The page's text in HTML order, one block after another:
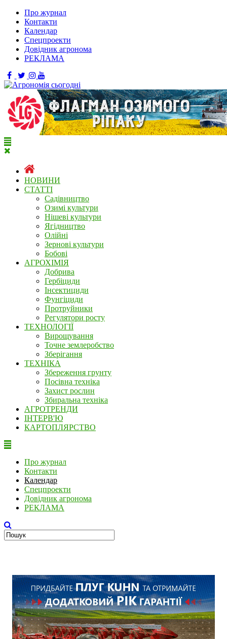
Про журнал
Контакти
Календар
Спецпроекти
Довідник агронома
РЕКЛАМА
НОВИНИ
СТАТТІ
Садівництво
Озимі культури
Нішеві культури
Ягідництво
Олійні
Зернові культури
Бобові
АГРОХІМІЯ
Добрива
Гербіциди
Інсектициди
Фунгіциди
Протруйники
Регулятори росту
ТЕХНОЛОГІЇ
Вирощування
Точне землеробство
Зберігання
ТЕХНІКА
Збереження грунту
Посівна техніка
Захист рослин
Збиральна техніка
АГРОТРЕНДИ
ІНТЕРВ'Ю
КАРТОПЛЯРСТВО
Про журнал
Контакти
Календар
Спецпроекти
Довідник агронома
РЕКЛАМА